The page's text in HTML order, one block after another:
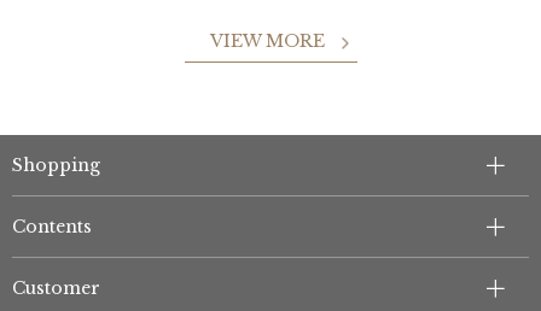
VIEW MORE
Shopping
Contents
Customer